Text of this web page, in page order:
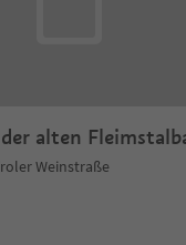
alten
Weinstraße